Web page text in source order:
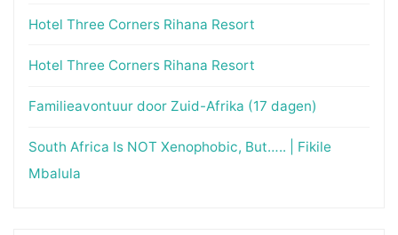
Hotel Three Corners Rihana Resort
Hotel Three Corners Rihana Resort
Familieavontuur door Zuid-Afrika (17 dagen)
South Africa Is NOT Xenophobic, But….. | Fikile
Mbalula